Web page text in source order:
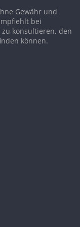
Gewähr und
bei
konsultieren, den
können.